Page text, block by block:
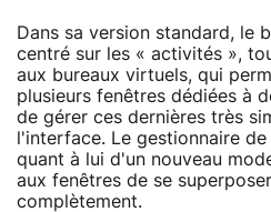
Dans sa version standard, le
centré sur les « activités »,
aux bureaux virtuels, qui
plusieurs fenêtres dédiées à
de gérer ces dernières très
l'interface. Le gestionnaire
quant à lui d'un nouveau
aux fenêtres de se
complètement.